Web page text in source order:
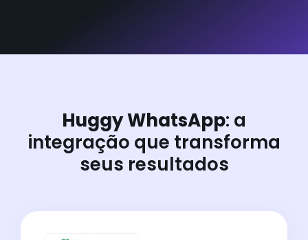
Huggy WhatsApp: a
integração que transforma
seus resultados